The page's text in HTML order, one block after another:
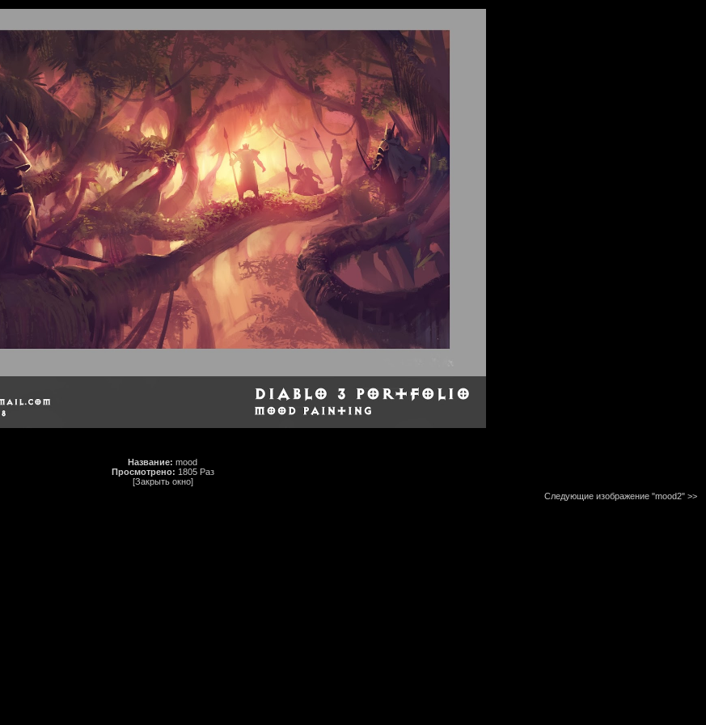
Название: mood
Просмотрено: 1805 Раз
[Закрыть окно]
Следующие изображение "mood2" >>